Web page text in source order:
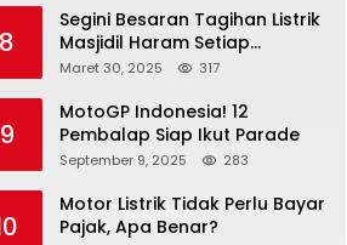
8
Segini Besaran Tagihan Listrik
Masjidil Haram Setiap
Bulannya
Maret 30, 2025 317
9
MotoGP Indonesia! 12
Pembalap Siap Ikut Parade
September 9, 2025 283
Motor Listrik Tidak Perlu Bayar
Pajak, Apa Benar?